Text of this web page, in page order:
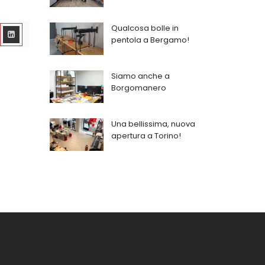
Qualcosa bolle in
pentola a Bergamo!
Siamo anche a
Borgomanero
Una bellissima, nuova
apertura a Torino!